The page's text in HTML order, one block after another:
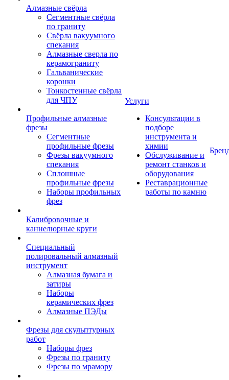
Алмазные свёрла
Сегментные свёрла
по граниту
Свёрла вакуумного
спекания
Алмазные сверла по
керамограниту
Гальванические
коронки
Тонкостенные свёрла
для ЧПУ
Профильные алмазные
фрезы
Сегментные
профильные фрезы
Фрезы вакуумного
спекания
Сплошные
профильные фрезы
Наборы профильных
фрез
Калибровочные и
каннелюрные круги
Специальный
полировальный алмазный
инструмент
Алмазная бумага и
затиры
Наборы
керамических фрез
Алмазные ПЭДы
Фрезы для скульптурных
работ
Наборы фрез
Фрезы по граниту
Фрезы по мрамору
Услуги
Консультации в
подборе
инструмента и
химии
Обслуживание и
ремонт станков и
оборудования
Реставрационные
работы по камню